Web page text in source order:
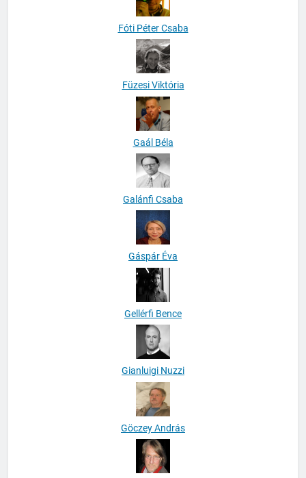
Fóti Péter Csaba
Füzesi Viktória
Gaál Béla
Galánfi Csaba
Gáspár Éva
Gellérfi Bence
Gianluigi Nuzzi
Göczey András